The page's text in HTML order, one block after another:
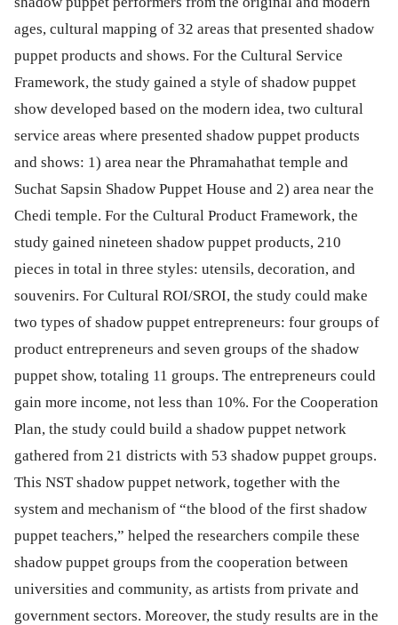
ages, cultural mapping of 32 areas that presented shadow
puppet products and shows. For the Cultural Service
Framework, the study gained a style of shadow puppet
show developed based on the modern idea, two cultural
service areas where presented shadow puppet products
and shows: 1) area near the Phramahathat temple and
Suchat Sapsin Shadow Puppet House and 2) area near the
Chedi temple. For the Cultural Product Framework, the
study gained nineteen shadow puppet products, 210
pieces in total in three styles: utensils, decoration, and
souvenirs. For Cultural ROI/SROI, the study could make
two types of shadow puppet entrepreneurs: four groups of
product entrepreneurs and seven groups of the shadow
puppet show, totaling 11 groups. The entrepreneurs could
gain more income, not less than 10%. For the Cooperation
Plan, the study could build a shadow puppet network
gathered from 21 districts with 53 shadow puppet groups.
This NST shadow puppet network, together with the
system and mechanism of “the blood of the first shadow
puppet teachers,” helped the researchers compile these
shadow puppet groups from the cooperation between
universities and community, as artists from private and
government sectors. Moreover, the study results are in the